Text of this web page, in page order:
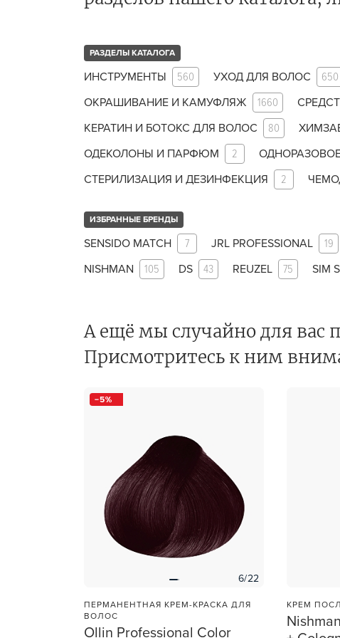
ухода за
Средства
ресниц
фартуки и
РАЗДЕЛЫ КАТАЛОГА
ИНСТРУМЕНТЫ 560 УХОД ДЛЯ ВОЛОС 650
ОКРАШИВАНИЕ И КАМУФЛЯЖ 1660
КЕРАТИН И БОТОКС ДЛЯ ВОЛОС 80
ОДЕКОЛОНЫ И ПАРФЮМ 2
СТЕРИЛИЗАЦИЯ И ДЕЗИНФЕКЦИЯ 2
ИЗБРАННЫЕ БРЕНДЫ
SENSIDO MATCH 7 JRL PROFESSIONAL 19
NISHMAN 105 DS 43 REUZEL 75 SIM
А ещё мы случайно для вас
Присмотритесь к ним
5
6/22
ПЕРМАНЕНТНАЯ КРЕМ-КРАСКА ДЛЯ
ВОЛОС
Ollin Professional Color
КРЕМ